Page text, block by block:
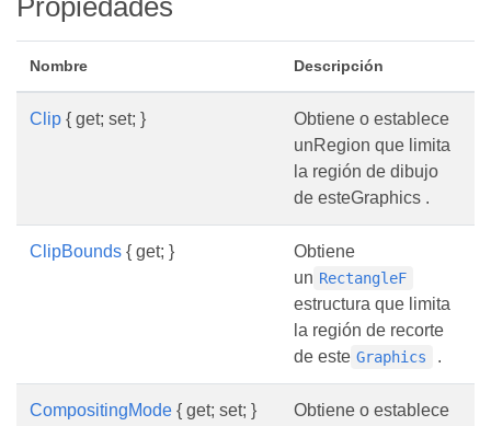
Propiedades
Nombre Descripción
Clip { get; set; }
Obtiene o establece
unRegion que limita
la región de dibujo
de esteGraphics .
ClipBounds { get; }
Obtiene
un RectangleF
estructura que limita
la región de recorte
de este Graphics .
CompositingMode { get; set; }
Obtiene o establece